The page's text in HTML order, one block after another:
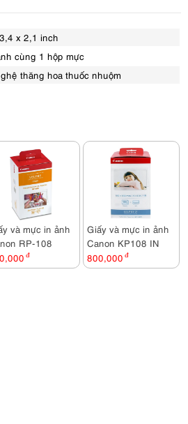
x 2,1 inch
cùng 1 hộp mực
thăng hoa thuốc nhuộm
và mực in ảnh
RP-108
đ
Giấy và mực in ảnh
Canon KP108 IN
800,000 đ